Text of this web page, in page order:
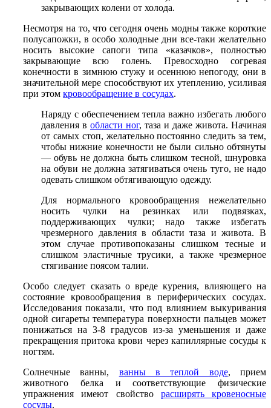
закрывающих колени от холода.
Несмотря на то, что сегодня очень модны также короткие
полусапожки, в особо холодные дни все-таки желательно
носить высокие сапоги типа «казачков», полностью
закрывающие всю голень. Превосходно согревая
конечности в зимнюю стужу и осеннюю непогоду, они в
значительной мере способствуют их утеплению, усиливая
при этом кровообращение в сосудах.
Наряду с обеспечением тепла важно избегать любого
давления в области ног, таза и даже живота. Начиная
от самых стоп, желательно постоянно следить за тем,
чтобы нижние конечности не были сильно обтянуты
— обувь не должна быть слишком тесной, шнуровка
на обуви не должна затягиваться очень туго, не надо
одевать слишком обтягивающую одежду.
Для нормального кровообращения нежелательно
носить чулки на резинках или подвязках,
поддерживающих чулки; надо также избегать
чрезмерного давления в области таза и живота. В
этом случае противопоказаны слишком тесные и
слишком эластичные трусики, а также чрезмерное
стягивание поясом талии.
Особо следует сказать о вреде курения, влияющего на
состояние кровообращения в периферических сосудах.
Исследования показали, что под влиянием выкуривания
одной сигареты температура поверхности пальцев может
понижаться на 3-8 градусов из-за уменьшения и даже
прекращения притока крови через капиллярные сосуды к
ногтям.
Солнечные ванны, ванны в теплой воде, прием
животного белка и соответствующие физические
упражнения имеют свойство расширять кровеносные
сосуды.